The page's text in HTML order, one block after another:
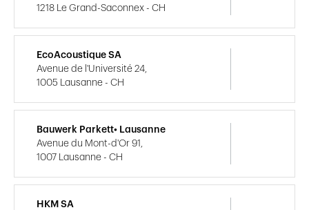
1218 Le Grand-Saconnex - CH
EcoAcoustique SA
Avenue de l'Université 24,
1005 Lausanne - CH
Bauwerk Parkett• Lausanne
Avenue du Mont-d'Or 91,
1007 Lausanne - CH
HKM SA